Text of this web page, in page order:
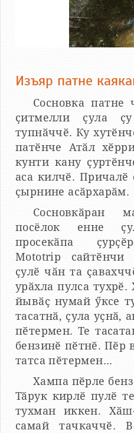
Изъяр патне
Сосновка патне
ҫитмелли ҫула
тупнӑччӗ. Ку
патӗнче Атӑл
кунти кану
аса килчӗ. Причалӗ
ҫырнине асӑрхарӑм.
Сосновкӑран
посёлок енне
просекӑпа
Mototrip сайтӗнчи
ҫулӗ чӑн та
урӑхла пулса
йывӑҫ нумай ӳксе
тасатнӑ, ҫула уҫнӑ,
пӗтермен. Те
бензинӗ пӗтнӗ. Пӗр
татса пӗтермен...
Хампа пӗрле
Тӑрук кирлӗ пулӗ
тухман иккен.
самай тачкаччӗ.